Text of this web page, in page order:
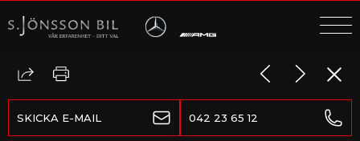
MENY
DÖLJ
SKICKA E-MAIL 042 23 65 12